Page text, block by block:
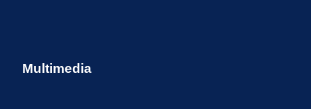
Multimedia